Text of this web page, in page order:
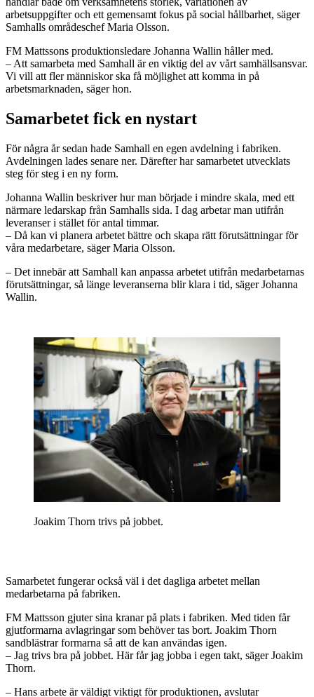
arbetsuppgifter och ett gemensamt fokus på social hållbarhet, säger
Samhalls områdeschef Maria Olsson.
FM Mattssons produktionsledare Johanna Wallin håller med.
– Att samarbeta med Samhall är en viktig del av vårt samhällsansvar.
Vi vill att fler människor ska få möjlighet att komma in på
arbetsmarknaden, säger hon.
Samarbetet fick en nystart
För några år sedan hade Samhall en egen avdelning i fabriken.
Avdelningen lades senare ner. Därefter har samarbetet utvecklats
steg för steg i en ny form.
Johanna Wallin beskriver hur man började i mindre skala, med ett
närmare ledarskap från Samhalls sida. I dag arbetar man utifrån
leveranser i stället för antal timmar.
– Då kan vi planera arbetet bättre och skapa rätt förutsättningar för
våra medarbetare, säger Maria Olsson.
– Det innebär att Samhall kan anpassa arbetet utifrån medarbetarnas
förutsättningar, så länge leveranserna blir klara i tid, säger Johanna
Wallin.
Joakim Thorn trivs på jobbet.
Samarbetet fungerar också väl i det dagliga arbetet mellan
medarbetarna på fabriken.
FM Mattsson gjuter sina kranar på plats i fabriken. Med tiden får
gjutformarna avlagringar som behöver tas bort. Joakim Thorn
sandblästrar formarna så att de kan användas igen.
– Jag trivs bra på jobbet. Här får jag jobba i egen takt, säger Joakim
Thorn.
– Hans arbete är väldigt viktigt för produktionen, avslutar